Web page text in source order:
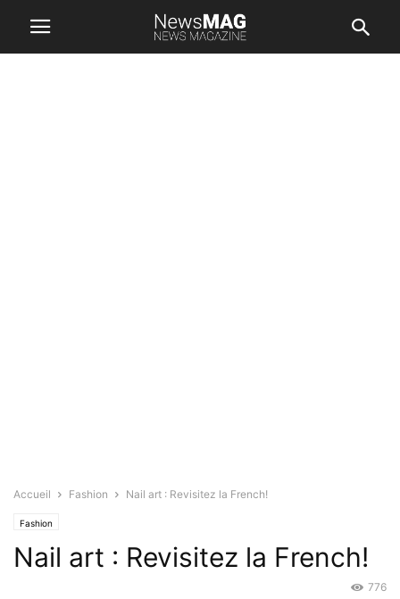
Accueil Fashion Nail art : Revisitez la French!
Fashion
Nail art : Revisitez la French!
776